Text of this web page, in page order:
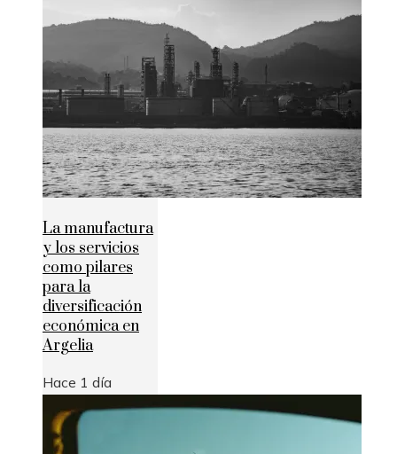
La manufactura
y los servicios
como pilares
para la
diversificación
económica en
Argelia
Hace 1 día